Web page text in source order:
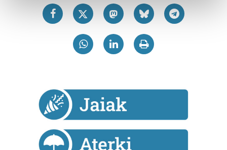
and set your preferences in the details section .
Guk eta gure bazkideek zure datu pertsonalak
prozesatzen ditugu, zure IP zenbakia, besteak beste,
produktuak garatzeko. Zure datuak nork eta zertarako
erabiltzen dituen hauta dezakezu.
Bazkide batzuek ez dizute baimenik eskatzen, eta beren
interes komertzial legitimoetan babesten dira. Ikusi gure